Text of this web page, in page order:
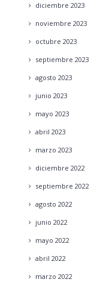
diciembre 2023
noviembre 2023
octubre 2023
septiembre 2023
agosto 2023
junio 2023
mayo 2023
abril 2023
marzo 2023
diciembre 2022
septiembre 2022
agosto 2022
junio 2022
mayo 2022
abril 2022
marzo 2022